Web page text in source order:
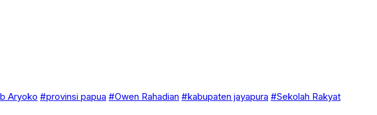
Aryoko #provinsi papua #Owen Rahadian #kabupaten jayapura #Sekolah Rakyat